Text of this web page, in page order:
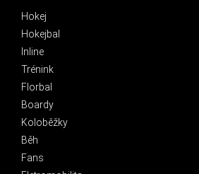
Hokej
Hokejbal
Inline
Trénink
Florbal
Boardy
Koloběžky
Běh
Fans